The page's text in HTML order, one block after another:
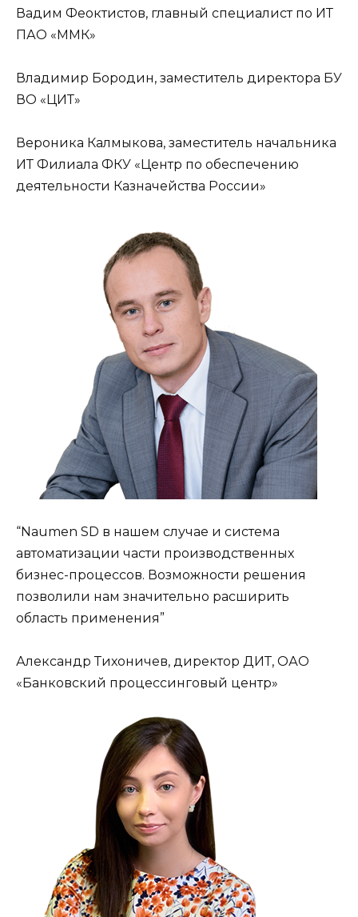
Вадим Феоктистов, главный специалист по ИТ
ПАО «ММК»
Владимир Бородин, заместитель директора БУ
ВО «ЦИТ»
Вероника Калмыкова, заместитель начальника
ИТ Филиала ФКУ «Центр по обеспечению
деятельности Казначейства России»
“Naumen SD в нашем случае и система
автоматизации части производственных
бизнес-процессов. Возможности решения
позволили нам значительно расширить
область применения”
Александр Тихоничев, директор ДИТ, ОАО
«Банковский процессинговый центр»